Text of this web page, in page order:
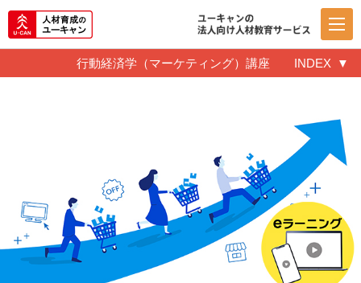
行動経済学（マーケティング）講座 INDEX